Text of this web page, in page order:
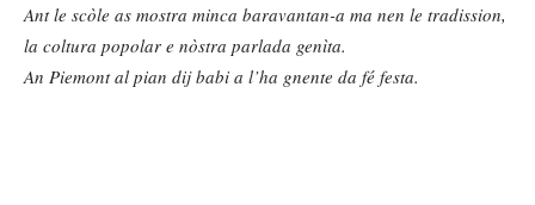
Ant le scòle as mostra minca baravantan-a ma nen le tradission,
la coltura popolar e nòstra parlada genìta.
An Piemont al pian dij babi a l’ha gnente da fé festa.